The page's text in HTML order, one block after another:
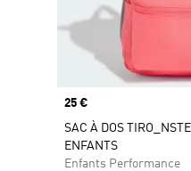
Prix
25 €
SAC À DOS
ENFANTS
Enfants Performance